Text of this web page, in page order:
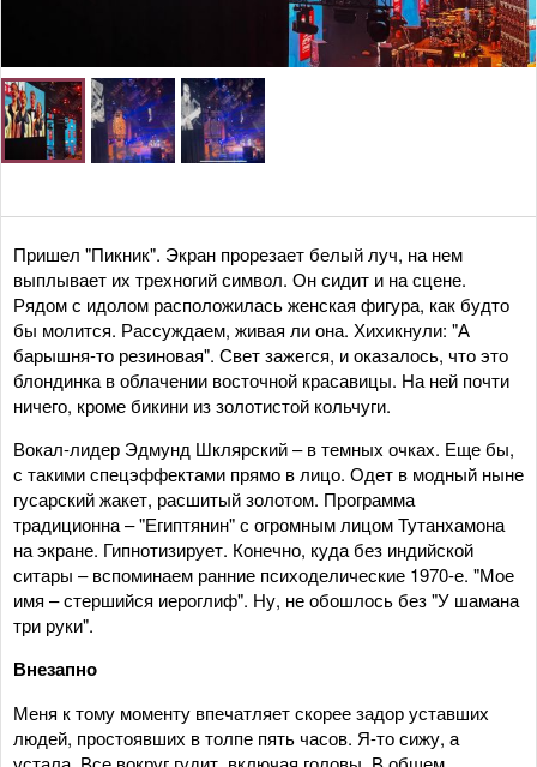
Пришел "Пикник". Экран прорезает белый луч, на нем
выплывает их трехногий символ. Он сидит и на сцене.
Рядом с идолом расположилась женская фигура, как будто
бы молится. Рассуждаем, живая ли она. Хихикнули: "А
барышня-то резиновая". Свет зажегся, и оказалось, что это
блондинка в облачении восточной красавицы. На ней почти
ничего, кроме бикини из золотистой кольчуги.
Вокал-лидер Эдмунд Шклярский – в темных очках. Еще бы,
с такими спецэффектами прямо в лицо. Одет в модный ныне
гусарский жакет, расшитый золотом. Программа
традиционна – "Египтянин" с огромным лицом Тутанхамона
на экране. Гипнотизирует. Конечно, куда без индийской
ситары – вспоминаем ранние психоделические 1970-е. "Мое
имя – стершийся иероглиф". Ну, не обошлось без "У шамана
три руки".
Внезапно
Меня к тому моменту впечатляет скорее задор уставших
людей, простоявших в толпе пять часов. Я-то сижу, а